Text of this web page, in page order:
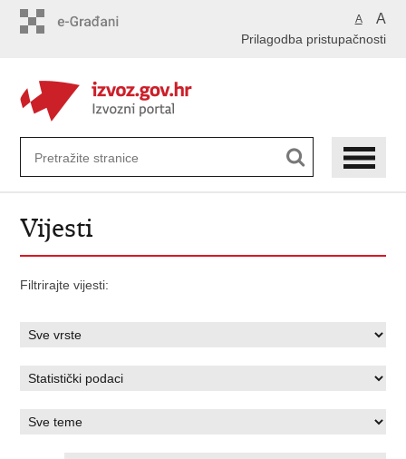
A A
Prilagodba pristupačnosti
Vijesti
Filtrirajte vijesti: